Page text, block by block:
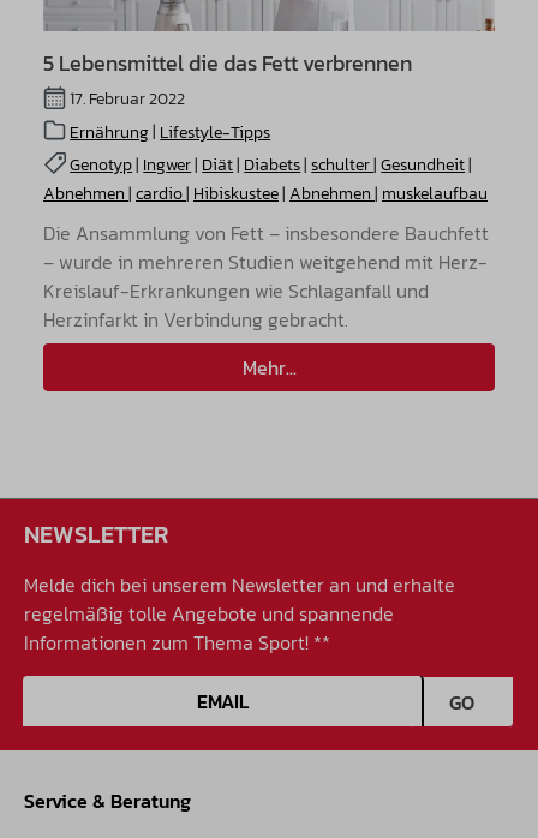
5 Lebensmittel die das Fett verbrennen
17. Februar 2022
Ernährung| Lifestyle-Tipps
Genotyp| Ingwer| Diät| Diabets|schulter|Gesundheit|
Abnehmen|cardio| Hibiskustee| Abnehmen| muskelaufbau
Die Ansammlung von Fett – insbesondere Bauchfett
– wurde in mehreren Studien weitgehend mit Herz-
Kreislauf-Erkrankungen wie Schlaganfall und
Herzinfarkt in Verbindung gebracht.
Mehr...
NEWSLETTER
Melde dich bei unserem Newsletter an und erhalte
regelmäßig tolle Angebote und spannende
Informationen zum Thema Sport! **
E-Mail-Adresse
GO
Service & Beratung